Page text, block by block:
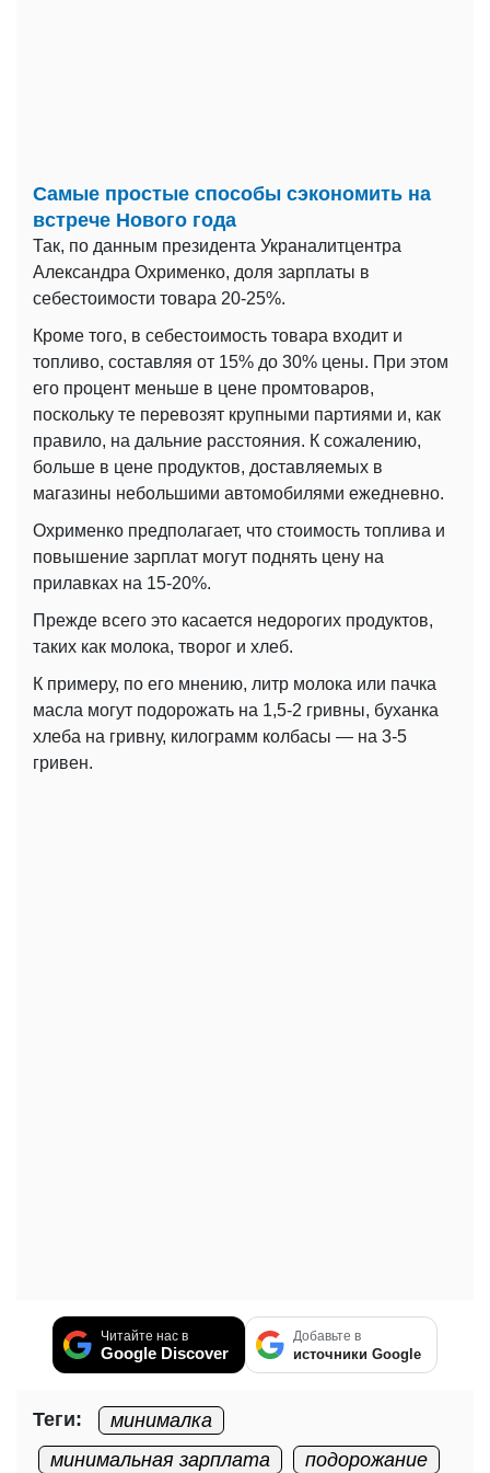
Самые простые способы сэкономить на
встрече Нового года
Так, по данным президента Украналитцентра
Александра Охрименко, доля зарплаты в
себестоимости товара 20-25%.
Кроме того, в себестоимость товара входит и
топливо, составляя от 15% до 30% цены. При этом
его процент меньше в цене промтоваров,
поскольку те перевозят крупными партиями и, как
правило, на дальние расстояния. К сожалению,
больше в цене продуктов, доставляемых в
магазины небольшими автомобилями ежедневно.
Охрименко предполагает, что стоимость топлива и
повышение зарплат могут поднять цену на
прилавках на 15-20%.
Прежде всего это касается недорогих продуктов,
таких как молока, творог и хлеб.
К примеру, по его мнению, литр молока или пачка
масла могут подорожать на 1,5-2 гривны, буханка
хлеба на гривну, килограмм колбасы — на 3-5
гривен.
Читайте нас в
Google Discover
Добавьте в
источники Google
Теги:
минималка
минимальная зарплата
подорожание